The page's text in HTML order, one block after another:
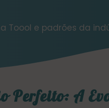
Toool e padrões da
Perfeito: A